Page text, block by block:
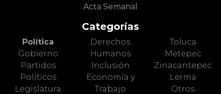
Acta Semanal
Categorías
Política
Gobierno
Partidos
Políticos
Legislatura
Derechos
Humanos
Inclusión
Economía y
Trabajo
Toluca
Metepec
Zinacantepec
Lerma
Otros